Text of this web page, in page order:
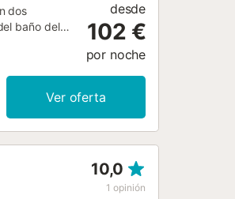
dos
baño del
al mar.
desde
102 €
por noche
Ver oferta
10,0
1 opinión